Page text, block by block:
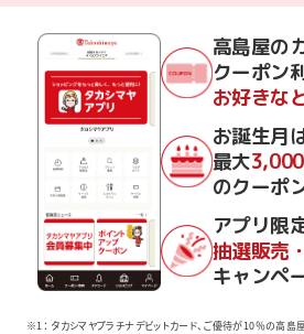
高島屋の
クーポン
お好きな
お誕生月
最大
のクーポ
アプリ限
抽選販売
キャンペ
※1： タカシマヤプラチナデビットカード、ご優待が10％の高島